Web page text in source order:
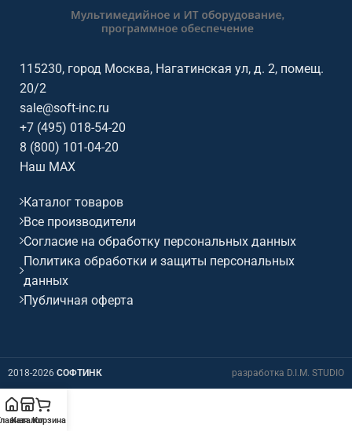
совместимость: Android.
совместимость: Android.
115230, город Москва, Нагатинская ул, д. 2, помещ.
20/2
sale@soft-inc.ru
+7 (495) 018-54-20
8 (800) 101-04-20
Наш MAX
Каталог товаров
Все производители
Согласие на обработку персональных данных
Политика обработки и защиты персональных
данных
Публичная оферта
2018-2026 СОФТИНК разработка D.I.M. STUDIO
КаталогКорзина